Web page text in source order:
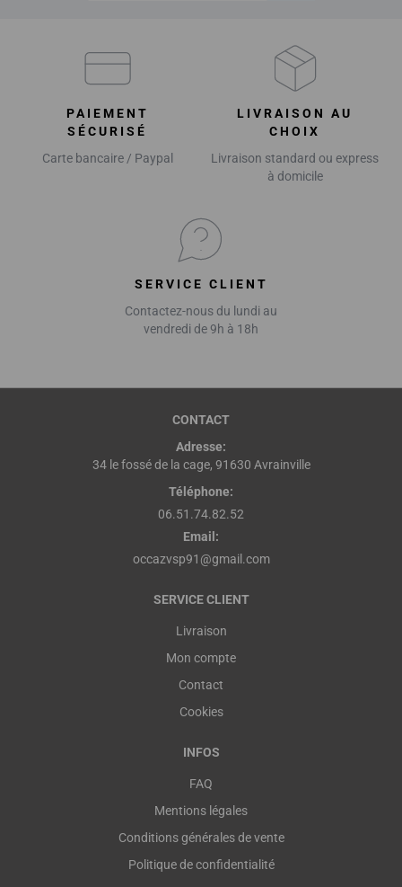
PAIEMENT
SÉCURISÉ
Carte bancaire / Paypal
LIVRAISON AU
CHOIX
Livraison standard ou express
à domicile
SERVICE CLIENT
Contactez-nous du lundi au
vendredi de 9h à 18h
CONTACT
Adresse:
34 le fossé de la cage, 91630 Avrainville
Téléphone:
06.51.74.82.52
Email:
occazvsp91@gmail.com
SERVICE CLIENT
Livraison
Mon compte
Contact
Cookies
INFOS
FAQ
Mentions légales
Conditions générales de vente
Politique de confidentialité